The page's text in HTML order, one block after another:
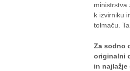
ministrstva
k izvirniku
tolmaču.
Za sodno
originalni
in